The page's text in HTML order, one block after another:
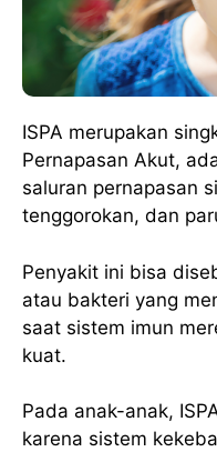
ISPA merupakan
Pernapasan Akut,
saluran pernapasan
tenggorokan, dan
Penyakit ini bisa
atau bakteri yang
saat sistem imun
kuat.
Pada anak-anak,
karena sistem